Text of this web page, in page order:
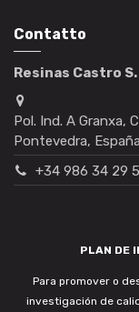
Contatto
Resinas Castro S.
Pol. Ind. A Granxa,
Pontevedra, España
+34 986 34 29
PLAN DE
Para promover o
investigación de